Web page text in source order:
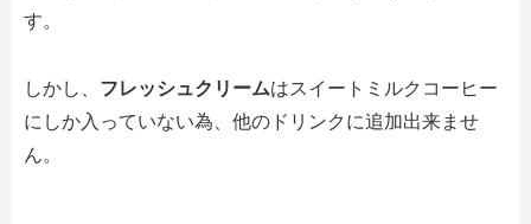
す。
しかし、 フレッシュクリームはスイートミルクコーヒー
にしか入っていない為、他のドリンクに追加出来ませ
ん。